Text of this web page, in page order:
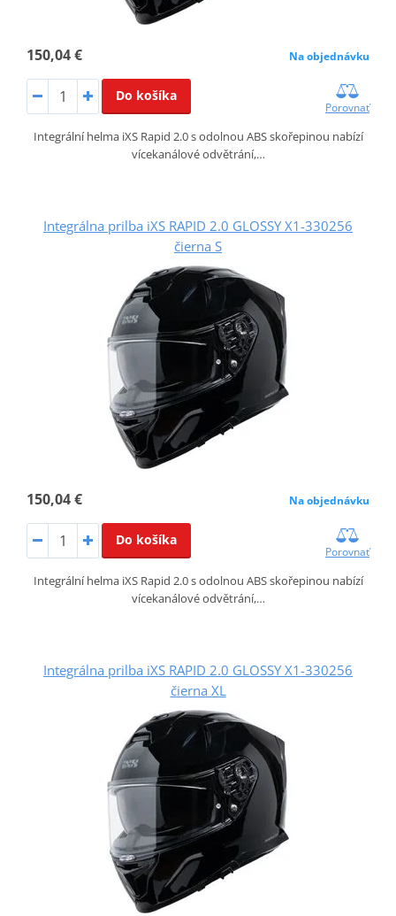
150,04 € Na objednávku
Do košíka
Porovnať
Integrální helma iXS Rapid 2.0 s odolnou ABS skořepinou nabízí
vícekanálové odvětrání,…
Integrálna prilba iXS RAPID 2.0 GLOSSY X1-330256
čierna S
150,04 € Na objednávku
Do košíka
Porovnať
Integrální helma iXS Rapid 2.0 s odolnou ABS skořepinou nabízí
vícekanálové odvětrání,…
Integrálna prilba iXS RAPID 2.0 GLOSSY X1-330256
čierna XL